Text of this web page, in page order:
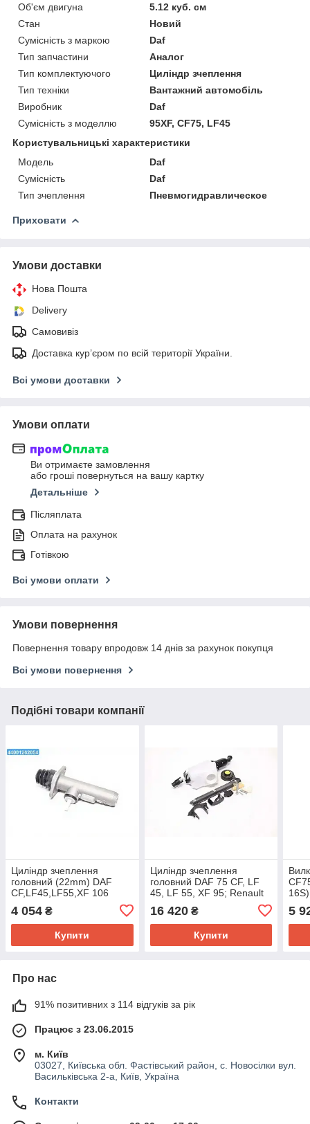
Об'єм двигуна
5.12 куб. см
Стан
Новий
Сумісність з маркою
Daf
Тип запчастини
Аналог
Тип комплектуючого
Циліндр зчеплення
Тип техніки
Вантажний автомобіль
Виробник
Daf
Сумісність з моделлю
95XF, CF75, LF45
Користувальницькі характеристики
Мoдель
Daf
Сумісність
Daf
Тип зчеплення
Пневмогидравлическое
Приховати
Умови доставки
Нова Пошта
Delivery
Самовивіз
Доставка кур’єром по всій території України.
Всі умови доставки
Умови оплати
Ви отримаєте замовлення
або гроші повернуться на вашу картку
Детальніше
Післяплата
Оплата на рахунок
Готівкою
Всі умови оплати
Умови повернення
Повернення товару впродовж 14 днів за рахунок покупця
Всі умови повернення
Подібні товари компанії
Циліндр зчеплення
головний (22mm) DAF
CF,LF45,LF55,XF 106
4 054 ₴
Купити
Циліндр зчеплення
головний DAF 75 CF, LF
45, LF 55, XF 95; Renault
Wabco) 9650019022
16 420₴
Купити
5
Про нас
91% позитивних з 114 відгуків за рік
Працює з 23.06.2015
м. Київ
03027, Київська обл. Фастівський район, с. Новосілки вул.
Васильківська 2-а, Київ, Україна
Контакти